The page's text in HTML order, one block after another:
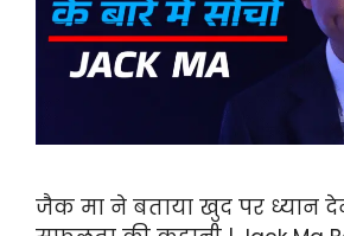
जैक मा ने बताया खुद पर ध्यान